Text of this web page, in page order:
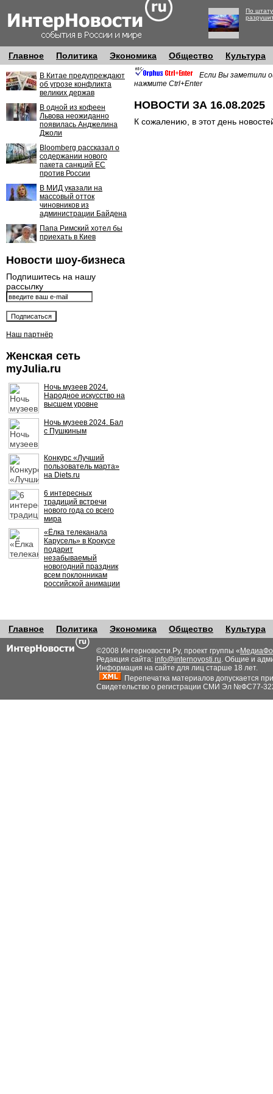
По
Главное Политика Экономика Общество Культура
В Китае предупреждают
об угрозе конфликта
великих держав
В одной из кофеен
Львова неожиданно
появилась Анджелина
Джоли
Bloomberg рассказал о
содержании нового
пакета санкций ЕС
против России
В МИД указали на
массовый отток
чиновников из
администрации Байдена
Папа Римский хотел бы
приехать в Киев
Новости шоу-бизнеса
Подпишитесь на нашу
рассылку
Наш партнёр
Женская сеть
myJulia.ru
Ночь музеев 2024.
Народное искусство на
высшем уровне
Ночь музеев 2024. Бал
с Пушкиным
Конкурс «Лучший
пользователь марта»
на Diets.ru
6 интересных
традиций встречи
нового года со всего
мира
«Ёлка телеканала
Карусель» в Крокусе
подарит
незабываемый
новогодний праздник
всем поклонникам
российской анимации
Если Вы заметили
нажмите Ctrl+Enter
НОВОСТИ ЗА 16.08.2025
К сожалению, в этот день
Главное Политика Экономика Общество Культура
©2008 Интерновости.Ру, проект группы «
Редакция сайта: info@internovosti.ru. Общие и
Информация на сайте для лиц старше 18 лет.
Перепечатка материалов допускается
Свидетельство о регистрации СМИ Эл №ФС77-